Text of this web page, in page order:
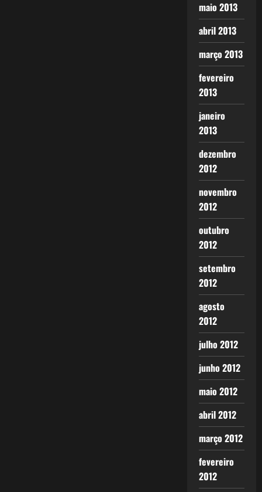
maio 2013
abril 2013
março 2013
fevereiro
2013
janeiro
2013
dezembro
2012
novembro
2012
outubro
2012
setembro
2012
agosto
2012
julho 2012
junho 2012
maio 2012
abril 2012
março 2012
fevereiro
2012